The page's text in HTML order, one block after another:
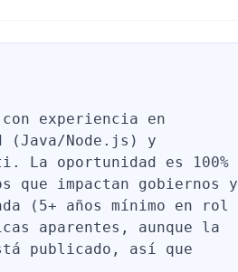
experiencia en
(Java/Node.js) y
oportunidad es 100%
que impactan gobiernos y
(5+ años mínimo en rol
aparentes, aunque la
publicado, así que